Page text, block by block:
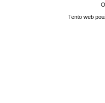
Tento web